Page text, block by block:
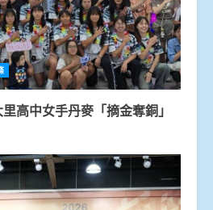
高中女手丹麥「摘金奪銅」